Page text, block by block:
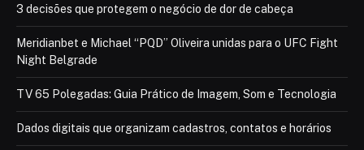
3 decisões que protegem o negócio de dor de cabeça
Meridianbet e Michael “PQD” Oliveira unidas para o UFC Fight
Night Belgrade
TV 65 Polegadas: Guia Prático de Imagem, Som e Tecnologia
Dados digitais que organizam cadastros, contatos e horários